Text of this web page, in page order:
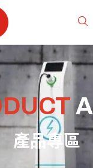
產品專區